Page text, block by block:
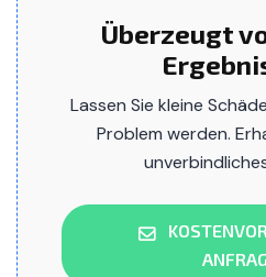
Überzeugt
Lassen Sie kleine
Problem werden.